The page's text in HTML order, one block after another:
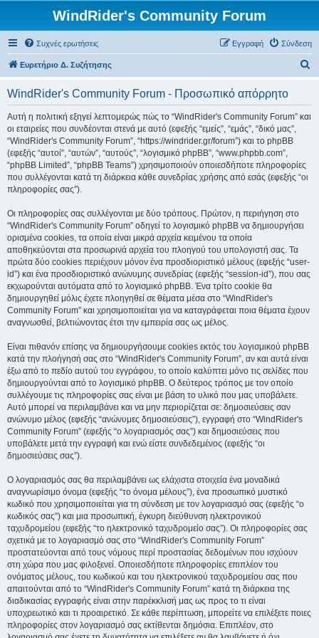
WindRider's Community Forum
Συχνές ερωτήσεις Σύνδεση
Εγγραφή
Ευρετήριο Δ. Συζήτησης
WindRider's Community Forum - Προσωπικό απόρρητο
Αυτή η πολιτική εξηγεί λεπτομερώς πώς το “WindRider's Community Forum” και
οι εταιρείες που συνδέονται στενά με αυτό (εφεξής “εμείς”, “εμάς”, “δικό μας”,
“WindRider's Community Forum”, “https://windrider.gr/forum”) και το phpBB
(εφεξής “αυτοί”, “αυτών”, “αυτούς”, “λογισμικό phpBB”, “www.phpbb.com”,
“phpBB Limited”, “phpBB Teams”) χρησιμοποιούν οποιεσδήποτε πληροφορίες
που συλλέγονται κατά τη διάρκεια κάθε συνεδρίας χρήσης από εσάς (εφεξής “οι
πληροφορίες σας”).
Οι πληροφορίες σας συλλέγονται με δύο τρόπους. Πρώτον, η περιήγηση στο
“WindRider's Community Forum” οδηγεί το λογισμικό phpBB να δημιουργήσει
ορισμένα cookies, τα οποία είναι μικρά αρχεία κειμένου τα οποία
αποθηκεύονται στα προσωρινά αρχεία του πλοηγού του υπολογιστή σας. Τα
πρώτα δύο cookies περιέχουν μόνον ένα προσδιοριστικό μέλους (εφεξής “user-
id”) και ένα προσδιοριστικό ανώνυμης συνεδρίας (εφεξής “session-id”), που σας
εκχωρούνται αυτόματα από το λογισμικό phpBB. Ένα τρίτο cookie θα
δημιουργηθεί μόλις έχετε πλοηγηθεί σε θέματα μέσα στο “WindRider's
Community Forum” και χρησιμοποιείται για να καταγράφεται ποια θέματα έχουν
αναγνωσθεί, βελτιώνοντας έτσι την εμπειρία σας ως μέλος.
Είναι πιθανόν επίσης να δημιουργήσουμε cookies εκτός του λογισμικού phpBB
κατά την πλοήγησή σας στο “WindRider's Community Forum”, αν και αυτά είναι
έξω από το πεδίο αυτού του εγγράφου, το οποίο καλύπτει μόνο τις σελίδες που
δημιουργούνται από το λογισμικό phpBB. Ο δεύτερος τρόπος με τον οποίο
συλλέγουμε τις πληροφορίες σας είναι με βάση το υλικό που μας υποβάλετε.
Αυτό μπορεί να περιλαμβάνει και να μην περιορίζεται σε: δημοσιεύσεις σαν
ανώνυμο μέλος (εφεξής “ανώνυμες δημοσιεύσεις”), εγγραφή στο “WindRider's
Community Forum” (εφεξής “ο λογαριασμός σας”) και δημοσιεύσεις που
υποβάλετε μετά την εγγραφή και ενώ είστε συνδεδεμένος (εφεξής “οι
δημοσιεύσεις σας”).
Ο λογαριασμός σας θα περιλαμβάνει ως ελάχιστα στοιχεία ένα μοναδικά
αναγνωρίσιμο όνομα (εφεξής “το όνομα μέλους”), ένα προσωπικό μυστικό
κωδικό που χρησιμοποιείται για τη σύνδεση με τον λογαριασμό σας (εφεξής “ο
κωδικός σας”) και μια προσωπική, έγκυρη διεύθυνση ηλεκτρονικού
ταχυδρομείου (εφεξής “το ηλεκτρονικό ταχυδρομείο σας”). Οι πληροφορίες σας
σχετικά με το λογαριασμό σας στο “WindRider's Community Forum”
προστατεύονται από τους νόμους περί προστασίας δεδομένων που ισχύουν
στη χώρα που μας φιλοξενεί. Οποιεσδήποτε πληροφορίες επιπλέον του
ονόματος μέλους, του κωδικού και του ηλεκτρονικού ταχυδρομείου σας που
απαιτούνται από το “WindRider's Community Forum” κατά τη διάρκεια της
διαδικασίας εγγραφής είναι στην παρέκκλισή μας ως προς το τι είναι
υποχρεωτικό και τι προαιρετικό. Σε κάθε περίπτωση, μπορείτε να επιλέξετε ποιες
πληροφορίες στον λογαριασμό σας εκτίθενται δημόσια. Επιπλέον, στο